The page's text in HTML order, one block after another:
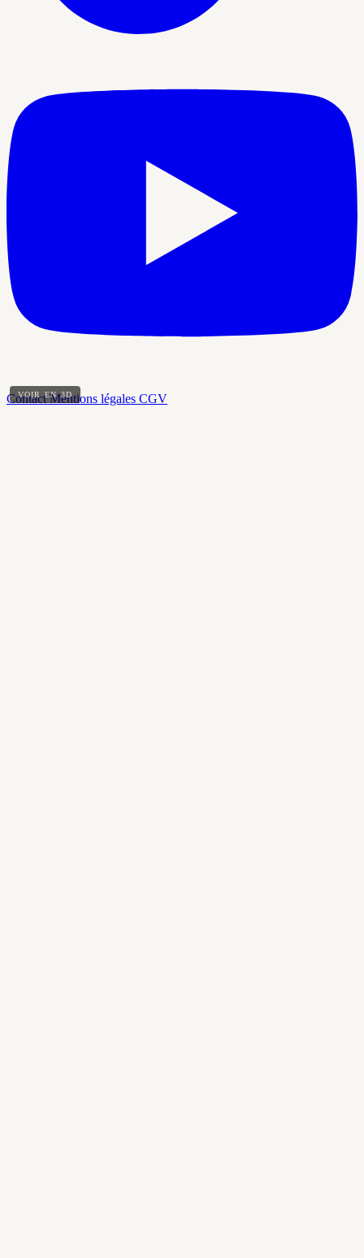
VOIR EN 3D
ContactMentions légales CGV